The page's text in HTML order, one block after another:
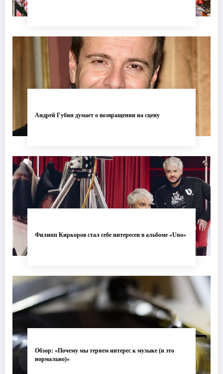
Андрей Губин думает о возвращении на сцену
Филипп Киркоров стал себе интересен в альбоме «Uno»
Обзор: «Почему мы теряем интерес к музыке (и это
нормально)»